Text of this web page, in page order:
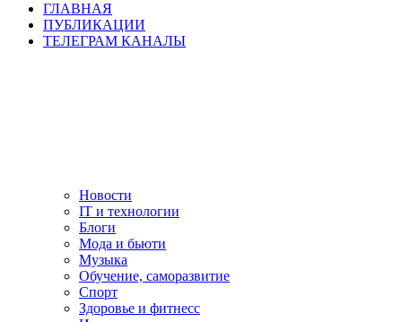
ГЛАВНАЯ
ПУБЛИКАЦИИ
ТЕЛЕГРАМ КАНАЛЫ
Новости
IT и технологии
Блоги
Мода и бьюти
Музыка
Обучение, саморазвитие
Спорт
Здоровье и фитнесс